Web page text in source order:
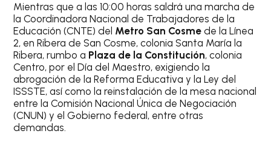
Mientras que a las 10:00 horas saldrá una marcha de
la Coordinadora Nacional de Trabajadores de la
Educación (CNTE) del Metro San Cosme de la Línea
2, en Ribera de San Cosme, colonia Santa María la
Ribera, rumbo a Plaza de la Constitución, colonia
Centro, por el Día del Maestro, exigiendo la
abrogación de la Reforma Educativa y la Ley del
ISSSTE, así como la reinstalación de la mesa nacional
entre la Comisión Nacional Única de Negociación
(CNUN) y el Gobierno federal, entre otras
demandas.